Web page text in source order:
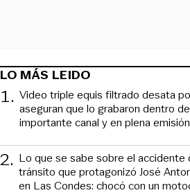
LO MÁS LEIDO
1. Video triple equis filtrado desata
aseguran que lo grabaron dentro de
importante canal y en plena
2. Lo que se sabe sobre el accidente
tránsito que protagonizó José
en Las Condes: chocó con un